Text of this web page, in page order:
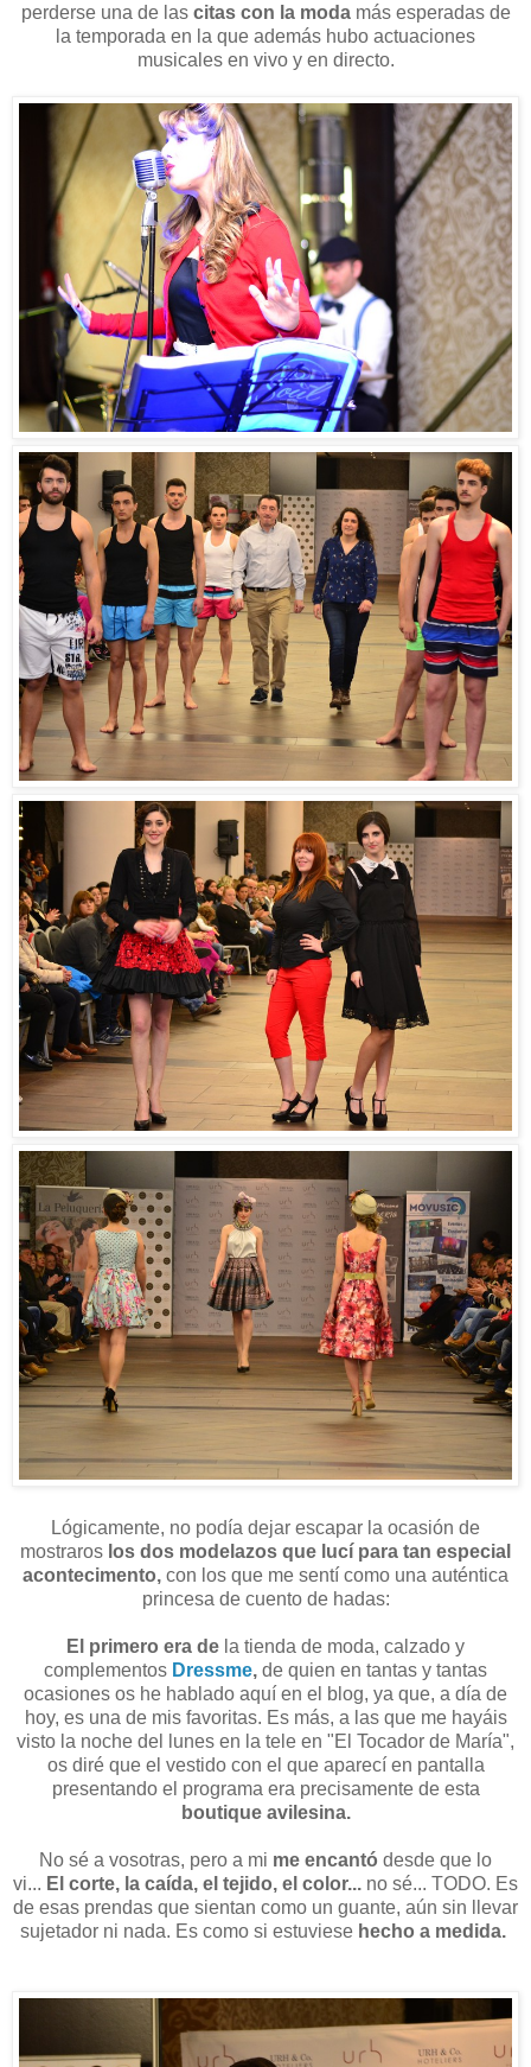
perderse una de lascitas con la moda más esperadas de
la temporada en la que además hubo actuaciones
musicales en vivo y en directo.
Lógicamente, no podía dejar escapar la ocasión de
mostraros los dos modelazos que lucí para tan especial
acontecimento, con los que me sentí como una auténtica
princesa de cuento de hadas:
El primero era de la tienda de moda, calzado y
complementos Dressme, de quien en tantas y tantas
ocasiones os he hablado aquí en el blog, ya que, a día de
hoy, es una de mis favoritas. Es más, a las que me hayáis
visto la noche del lunes en la tele en "El Tocador de María",
os diré que el vestido con el que aparecí en pantalla
presentando el programa era precisamente de esta
boutique avilesina.
No sé a vosotras, pero a mi me encantó desde que lo
vi... El corte, la caída, el tejido, el color... no sé... TODO. Es
de esas prendas que sientan como un guante, aún sin llevar
sujetador ni nada. Es como si estuviese hecho a medida.